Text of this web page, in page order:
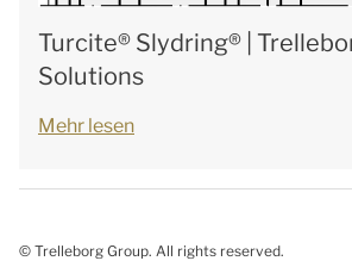
Turcite® Slydring® |
Solutions
Mehr lesen
© Trelleborg Group. All rights reserved.